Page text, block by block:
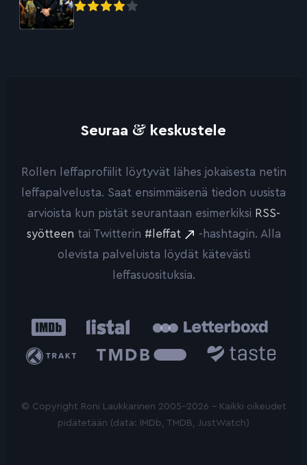
Seuraa & keskustele
Rollen leffaprofiilit löytyvät lähes jokaisesta netin
leffapalvelusta. Saat ensimmäisenä tiedon uusista
arvioista kun pistät seurantaan esimerkiksi RSS-
syötteen tai Twitterin #leffat
-hashtagin. Alla
olevista palveluista löydät kätevästi
leffasuosituksia.
IMDb Listal
Trakt
Database
© Copyright Roni Laukkarinen 2005-2026 - Kaikki oikeudet
pidätetään (data: IMDb, TMDB, JustWatch)